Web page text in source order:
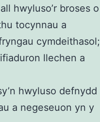
hwyluso’r broses o
tocynnau a
cymdeithasol;
llechen a
hwyluso defnydd
a negeseuon yn y